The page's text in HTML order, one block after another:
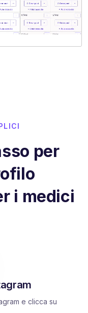
per
i medici
e clicca su